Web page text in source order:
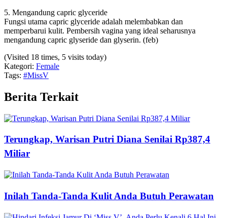
5. Mengandung capric glyceride
Fungsi utama capric glyceride adalah melembabkan dan
memperbarui kulit. Pembersih vagina yang ideal seharusnya
mengandung capric glyseride dan glyserin. (feb)
(Visited 18 times, 5 visits today)
Kategori: Female
Tags: #MissV
Berita Terkait
Terungkap, Warisan Putri Diana Senilai Rp387,4
Miliar
Inilah Tanda-Tanda Kulit Anda Butuh Perawatan